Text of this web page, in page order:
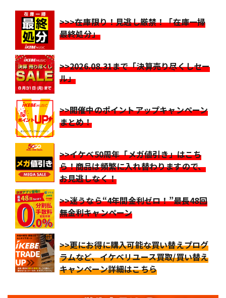
>>>在庫限り！見逃し厳禁！「在庫一掃
最終処分」
>>2026.08.31まで「決算売り尽くしセー
ル」
>>開催中のポイントアップキャンペーン
まとめ！
>>イケベ50周年「メガ値引き」はこち
ら！商品は頻繁に入れ替わりますので、
お見逃しなく！
>>迷うなら“4年間金利ゼロ！”最長48回
無金利キャンペーン
>>更にお得に購入可能な買い替えプログ
ラムなど、イケベリユース買取/買い替え
キャンペーン詳細はこちら